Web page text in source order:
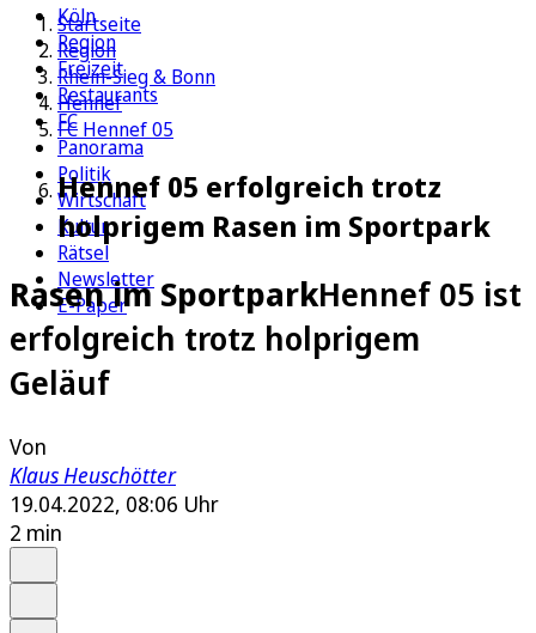
Köln
Region
Freizeit
Restaurants
FC
Panorama
Politik
Wirtschaft
Kultur
Rätsel
Newsletter
E-Paper
Startseite
Region
Rhein-Sieg & Bonn
Hennef
FC Hennef 05
Hennef 05 erfolgreich trotz
holprigem Rasen im Sportpark
Rasen im SportparkHennef 05 ist
erfolgreich trotz holprigem
Geläuf
Von
Klaus Heuschötter
19.04.2022, 08:06 Uhr
2 min